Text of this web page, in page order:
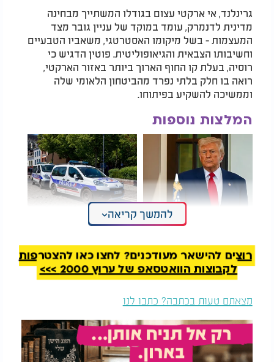
גרינלנד, אי ארקטי עצום בגודלו המשתייך מבחינה
מדינית לדנמרק, עומד במוקד של עניין גובר מצד
המעצמות - בשל מיקומו האסטרטגי, משאביו הטבעיים
וחשיבותו הצבאית והגיאופוליטית. פוטין הדגיש כי
רוסיה, בעלת קו החוף הארוך ביותר באזור הארקטי,
רואה בו חלק בלתי נפרד מהביטחון הלאומי שלה
וממשיכה להשקיע בפיתוחו.
המלצות נוספות
ניצחון מהדהד לטראמפ:
בית המשפט העליון
גל אנטישמיות בצרפת:
רכבים של יהודים רוססו
בדבריו התייחס הנשיא גם להיסטוריה של המעורבות
האמריקאית בגרינלנד, וציין כי כבר בסוף המאה ה-19
העלו גורמים אמריקאיים אפשרות לרכוש את האי. הצעה
רשמית לכך הוגשה לאחר מלחמת העולם השנייה, אך
נדחתה על ידי ממשלת דנמרק. בשנת 2018 דווח כי
הנשיא טראמפ חידש את העניין בנושא, דבר שעורר
תגובות שליליות בקופנהגן ובזירה הבינלאומית.
להמשך קריאה
רוצים להישאר מעודכנים? לחצו כאן להצטרפות
לקבוצות הוואטסאפ של ערוץ 2000 >>>
מצאתם טעות בכתבה? כתבו לנו